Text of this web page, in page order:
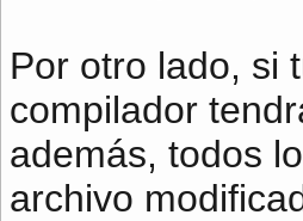
Por otro lado, si
compilador
además, todos
archivo